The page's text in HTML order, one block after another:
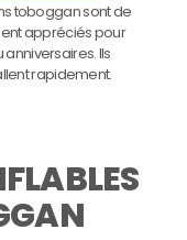
toboggan sont de
appréciés pour
Ils
rapidement.